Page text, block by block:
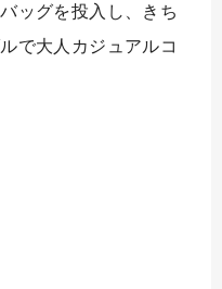
ッグを投入し、きち
で大人カジュアルコ